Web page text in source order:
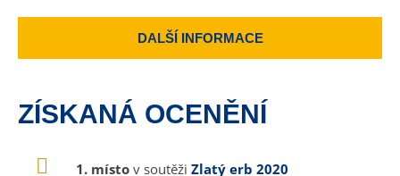
DALŠÍ INFORMACE
ZÍSKANÁ OCENĚNÍ
1. místo v soutěži Zlatý erb 2020